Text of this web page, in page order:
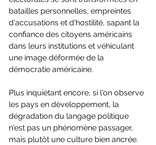
batailles personnelles, empreintes
d'accusations et d'hostilité, sapant la
confiance des citoyens américains
dans leurs institutions et véhiculant
une image déformée de la
démocratie américaine.
Plus inquiétant encore, si l'on observe
les pays en développement, la
dégradation du langage politique
n'est pas un phénomène passager,
mais plutôt une culture bien ancrée.